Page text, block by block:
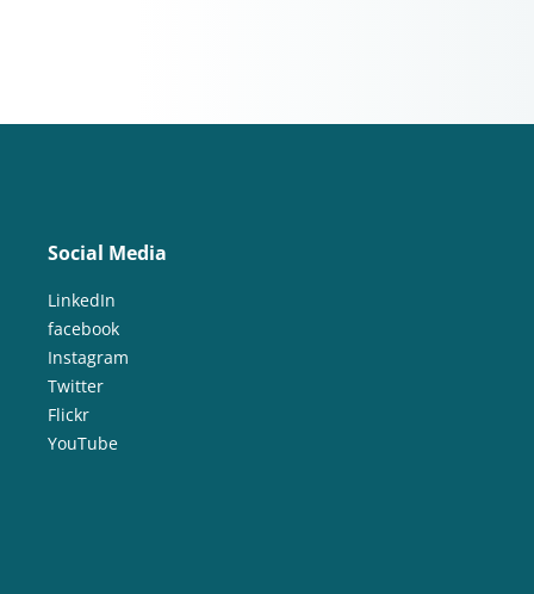
Social Media
LinkedIn
facebook
Instagram
Twitter
Flickr
YouTube